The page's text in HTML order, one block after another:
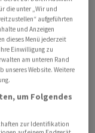
der
auf ein
hin. Da
gebe,
der
die unter „Wir und
aufgeführten
und Anzeigen
dieses Menü jederzeit
Einwilligung zu
am unteren Rand
unseres Website. Weitere
um Folgendes
zur Identifikation